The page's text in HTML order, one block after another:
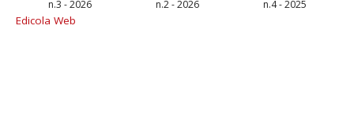
n.3 - 2026 n.2 - 2026 n.4 - 2025
Edicola Web